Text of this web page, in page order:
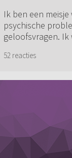
Ik ben een meisje
psychische
geloofsvragen. Ik
contact met hem
52 reacties